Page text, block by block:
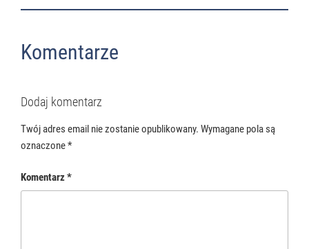
Komentarze
Dodaj komentarz
Twój adres email nie zostanie opublikowany. Wymagane pola są
oznaczone*
Komentarz*